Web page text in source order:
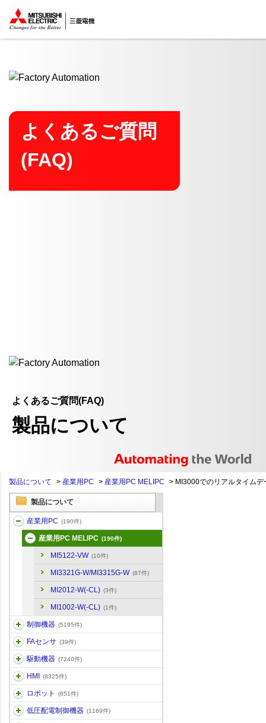
ここから本文
よくあるご質問
(FAQ)
よくあるご質問(FAQ)
製品について
製品について > 産業用PC > 産業用PC MELIPC > MI3000でのリアルタイムデ
製品について
産業用PC (190件)
産業用PC MELIPC (190件)
MI5122-VW (10件)
MI3321G-W/MI3315G-W (87件)
MI2012-W(-CL) (3件)
MI1002-W(-CL) (1件)
制御機器 (5195件)
FAセンサ (39件)
駆動機器 (7240件)
HMI (8325件)
ロボット (651件)
低圧配電制御機器 (1169件)